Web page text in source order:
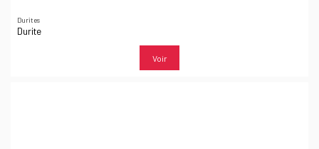
Durites
Durite
Voir